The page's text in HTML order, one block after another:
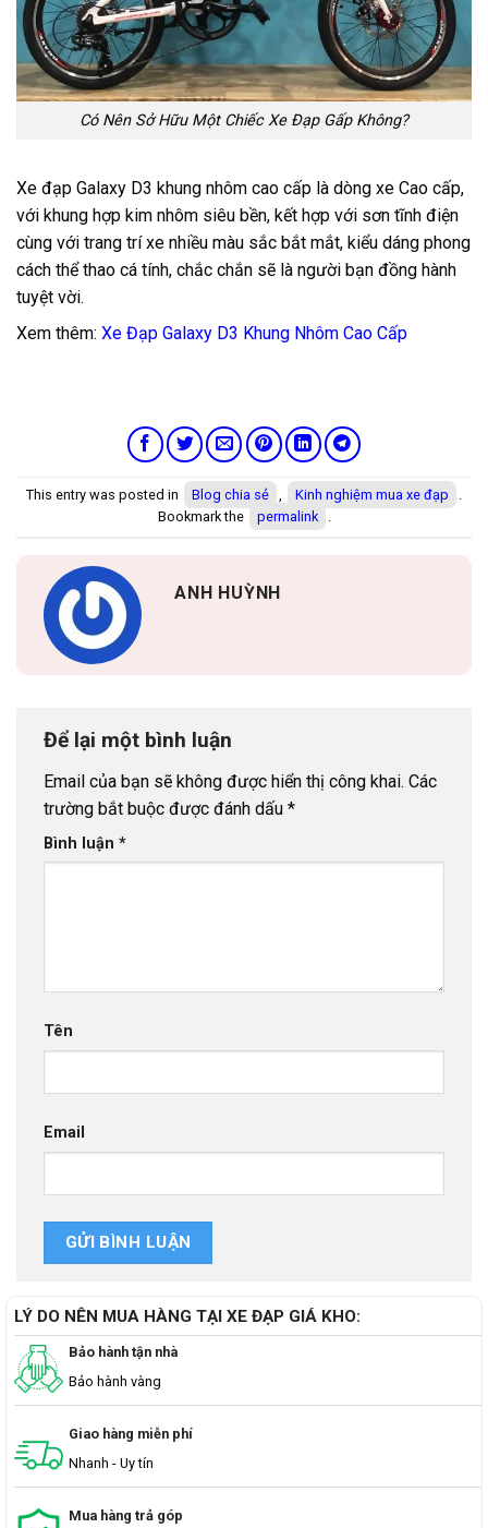
Có Nên Sở Hữu Một Chiếc Xe Đạp Gấp Không?
Xe đạp Galaxy D3 khung nhôm cao cấp là dòng xe Cao cấp,
với khung hợp kim nhôm siêu bền, kết hợp với sơn tĩnh điện
cùng với trang trí xe nhiều màu sắc bắt mắt, kiểu dáng phong
cách thể thao cá tính, chắc chắn sẽ là người bạn đồng hành
tuyệt vời.
Xem thêm: Xe Đạp Galaxy D3 Khung Nhôm Cao Cấp
This entry was posted in Blog chia sẻ , Kinh nghiệm mua xe đạp
.
Bookmark the
permalink .
ANH HUỲNH
Để lại một bình luận
Email của bạn sẽ không được hiển thị công khai. Các
trường bắt buộc được đánh dấu *
Bình luận *
Tên
Email
LÝ DO NÊN MUA HÀNG TẠI XE ĐẠP GIÁ KHO:
Bảo hành tận nhà
Bảo hành vàng
Giao hàng miễn phí
Nhanh - Uy tín
Mua hàng trả góp